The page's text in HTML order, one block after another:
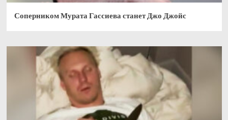
Соперником Мурата Гассиева станет Джо Джойс